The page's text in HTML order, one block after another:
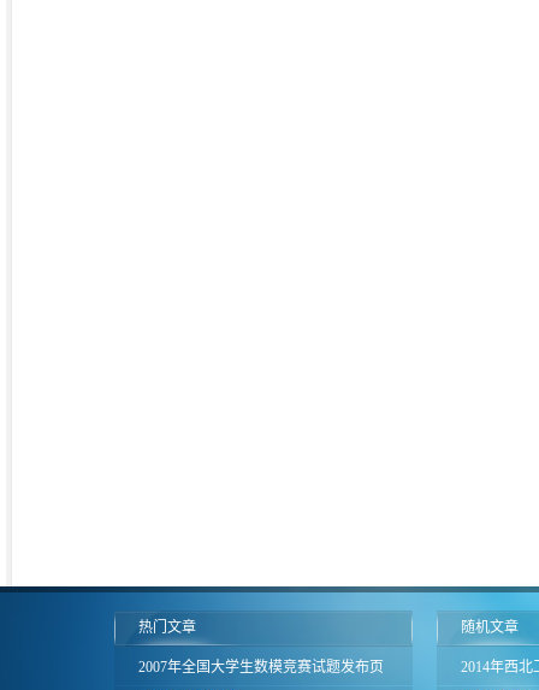
热门文章
2007年全国大学生数模竞赛试题发布页
随机文章
2014年西